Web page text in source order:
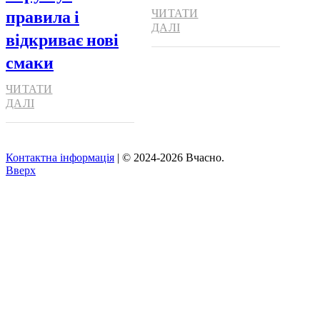
правила і
відкриває нові
смаки
ЧИТАТИ
ДАЛІ
ЧИТАТИ
ДАЛІ
Контактна інформація | © 2024-2026 Вчасно.
Вверх